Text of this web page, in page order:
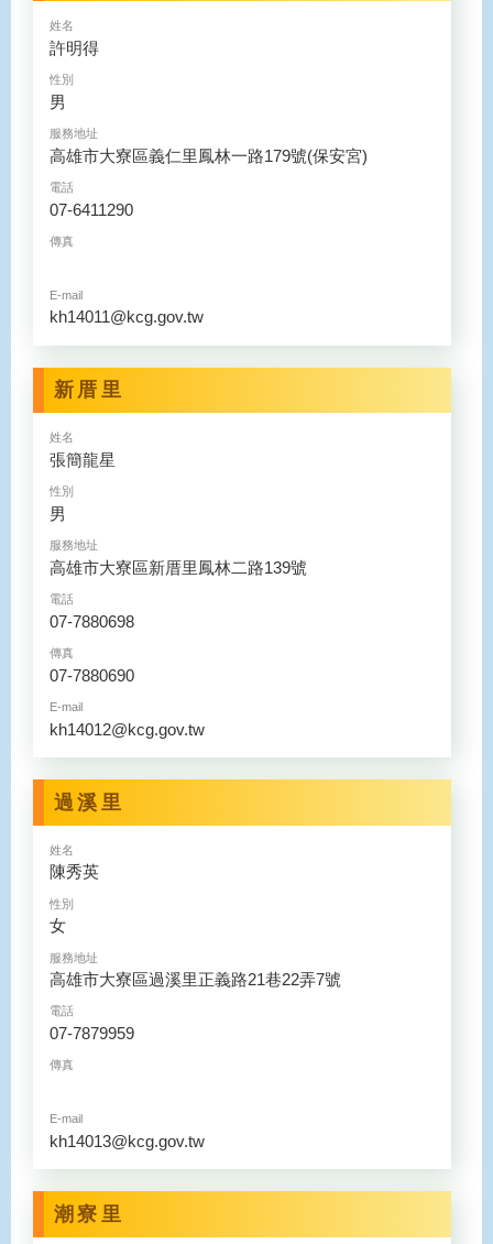
姓名
許明得
性別
男
服務地址
高雄市大寮區義仁里鳳林一路179號(保安宮)
電話
07-6411290
傳真
E-mail
kh14011@kcg.gov.tw
新厝里
姓名
張簡龍星
性別
男
服務地址
高雄市大寮區新厝里鳳林二路139號
電話
07-7880698
傳真
07-7880690
E-mail
kh14012@kcg.gov.tw
過溪里
姓名
陳秀英
性別
女
服務地址
高雄市大寮區過溪里正義路21巷22弄7號
電話
07-7879959
傳真
E-mail
kh14013@kcg.gov.tw
潮寮里